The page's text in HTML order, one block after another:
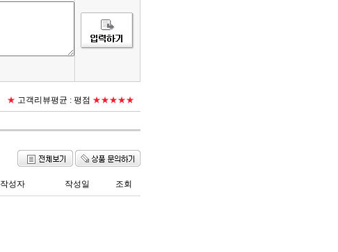
★ 고객리뷰평균 : 평점 ★★★★★
작성자 작성일 조회